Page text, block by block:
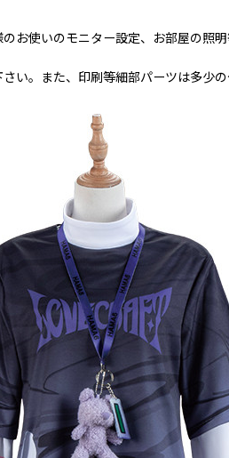
使いのモニター設定、お部屋の照
。また、印刷等細部パーツは多少